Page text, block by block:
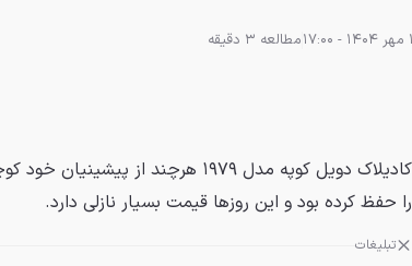
مطالعه 3 دقیقه
کادیلاک دویل کوپه مدل ۱۹۷۹ هرچند
را حفظ کرده بود و این روزها قیمت بسیار نازلی دارد.
تبلیغات